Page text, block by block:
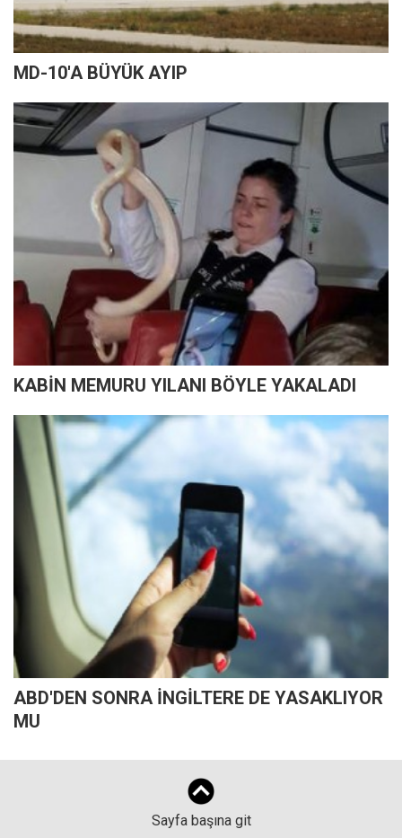
MD-10'A BÜYÜK AYIP
KABİN MEMURU YILANI BÖYLE YAKALADI
ABD'DEN SONRA İNGİLTERE DE YASAKLIYOR
MU
Sayfa başına git